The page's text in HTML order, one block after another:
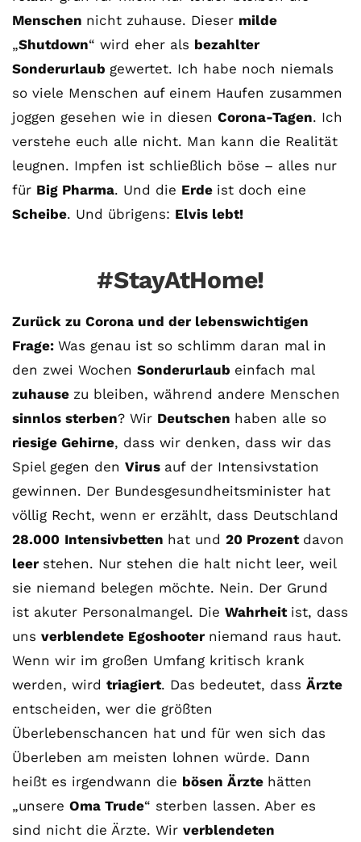
Menschen nicht zuhause. Dieser milde
„Shutdown“ wird eher als bezahlter
Sonderurlaub gewertet. Ich habe noch niemals
so viele Menschen auf einem Haufen zusammen
joggen gesehen wie in diesen Corona-Tagen. Ich
verstehe euch alle nicht. Man kann die Realität
leugnen. Impfen ist schließlich böse – alles nur
für Big Pharma. Und die Erde ist doch eine
Scheibe. Und übrigens: Elvis lebt!
#StayAtHome!
Zurück zu Corona und der lebenswichtigen
Frage: Was genau ist so schlimm daran mal in
den zwei Wochen Sonderurlaub einfach mal
zuhause zu bleiben, während andere Menschen
sinnlos sterben? Wir Deutschen haben alle so
riesige Gehirne, dass wir denken, dass wir das
Spiel gegen den Virus auf der Intensivstation
gewinnen. Der Bundesgesundheitsminister hat
völlig Recht, wenn er erzählt, dass Deutschland
28.000 Intensivbetten hat und 20 Prozent davon
leer stehen. Nur stehen die halt nicht leer, weil
sie niemand belegen möchte. Nein. Der Grund
ist akuter Personalmangel. Die Wahrheit ist, dass
uns verblendete Egoshooter niemand raus haut.
Wenn wir im großen Umfang kritisch krank
werden, wird triagiert. Das bedeutet, dass Ärzte
entscheiden, wer die größten
Überlebenschancen hat und für wen sich das
Überleben am meisten lohnen würde. Dann
heißt es irgendwann die bösen Ärzte hätten
„unsere Oma Trude“ sterben lassen. Aber es
sind nicht die Ärzte. Wir verblendeten